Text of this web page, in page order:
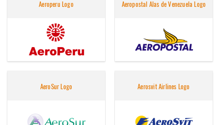
Aeroperu Logo Aeropostal Alas de Venezuela Logo
AeroSur Logo Aerosvit Airlines Logo